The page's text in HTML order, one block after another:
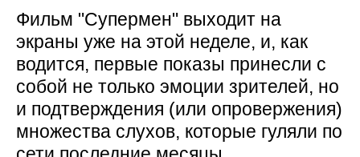
Фильм "Супермен" выходит на
экраны уже на этой неделе, и, как
водится, первые показы принесли с
собой не только эмоции зрителей, но
и подтверждения (или опровержения)
множества слухов, которые гуляли по